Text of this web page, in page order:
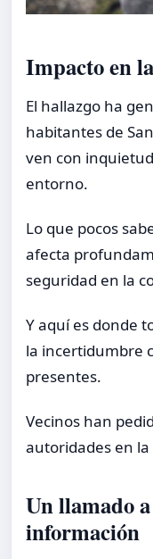
Impacto en
El hallazgo ha
habitantes de
ven con
entorno.
Lo que pocos
afecta
seguridad en la
Y aquí es donde
la incertidumbre
presentes.
Vecinos han
autoridades en la
Un llamado
información